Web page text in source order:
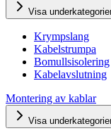
Visa
Krympslang
Kabelstrumpa
Bomullsisolering
Kabelavslutning
Montering av kablar
Visa